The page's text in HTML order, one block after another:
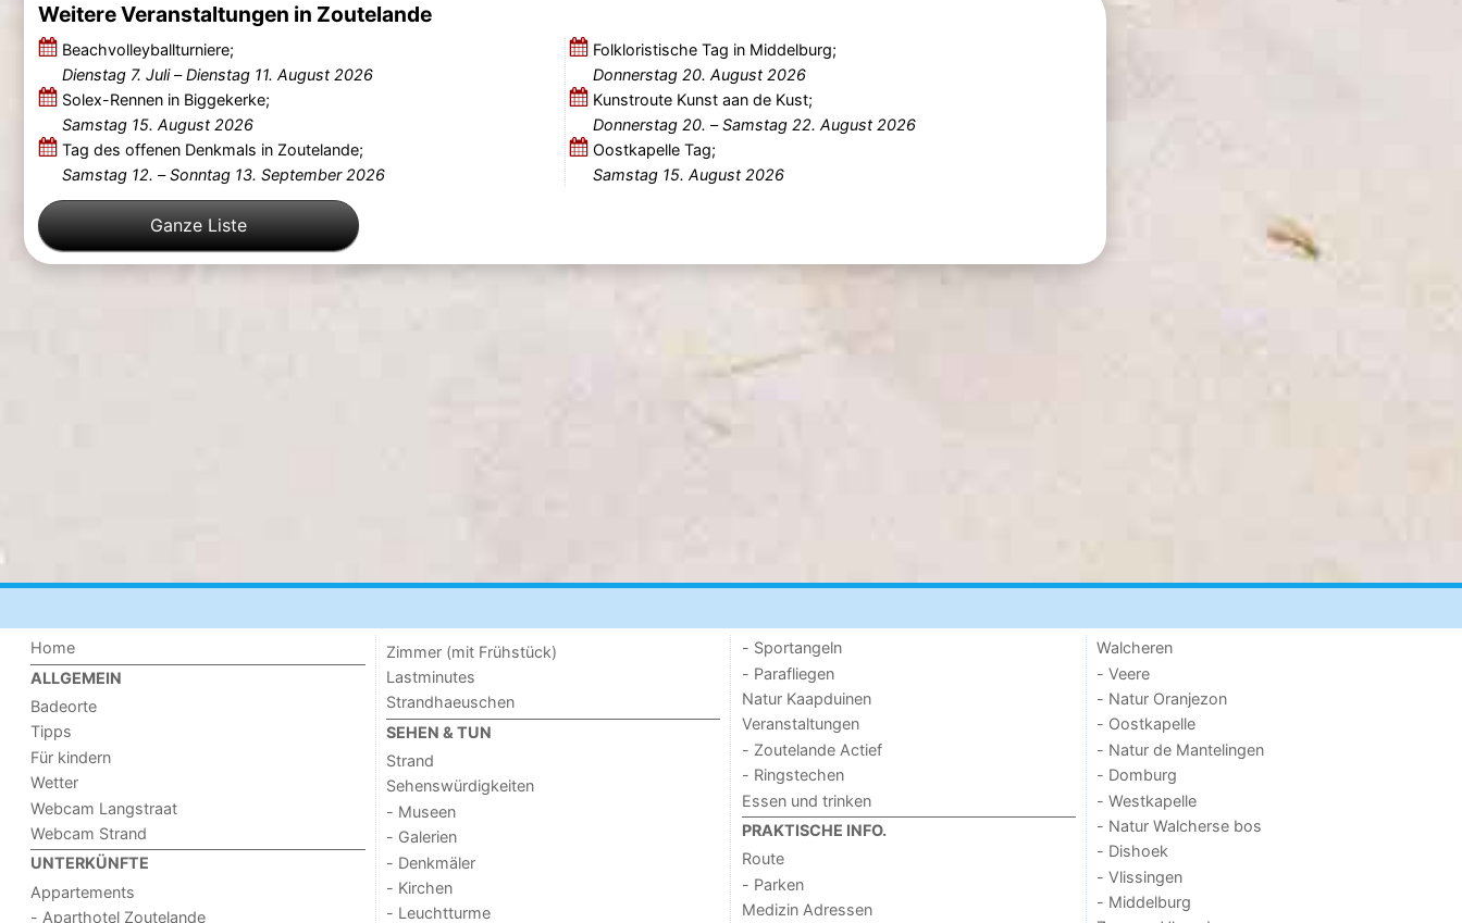
Weitere Veranstaltungen in Zoutelande
Beachvolleyballturniere;
Dienstag 7. Juli–Dienstag 11. August 2026
Solex-Rennen in Biggekerke;
Samstag 15. August 2026
Tag des offenen Denkmals in Zoutelande;
Samstag 12. –Sonntag 13. September 2026
Folkloristische Tag in Middelburg;
Donnerstag 20. August 2026
Kunstroute Kunst aan de Kust;
Donnerstag 20. –Samstag 22. August 2026
Oostkapelle Tag;
Samstag 15. August 2026
Ganze Liste
Home
ALLGEMEIN
Badeorte
Tipps
Für kindern
Wetter
Webcam Langstraat
Webcam Strand
UNTERKÜNFTE
Appartements
- Aparthotel Zoutelande
Zimmer (mit Frühstück)
Lastminutes
Strandhaeuschen
SEHEN & TUN
Strand
Sehenswürdigkeiten
- Museen
- Galerien
- Denkmäler
- Kirchen
- Leuchtturme
- Sportangeln
- Parafliegen
Natur Kaapduinen
Veranstaltungen
- Zoutelande Actief
- Ringstechen
Essen und trinken
PRAKTISCHE INFO.
Route
- Parken
Medizin Adressen
Walcheren
- Veere
- Natur Oranjezon
- Oostkapelle
- Natur de Mantelingen
- Domburg
- Westkapelle
- Natur Walcherse bos
- Dishoek
- Vlissingen
- Middelburg